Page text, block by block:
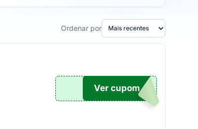
Ordenar por
MPRA
Ver cupom